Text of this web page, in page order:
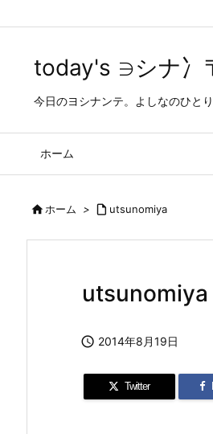
today's ∋シナ冫
今日のヨシナンテ。よしなのひと
ホーム
ホーム >  utsunomiya
utsunomiya
 2014年8月19日
Twitter